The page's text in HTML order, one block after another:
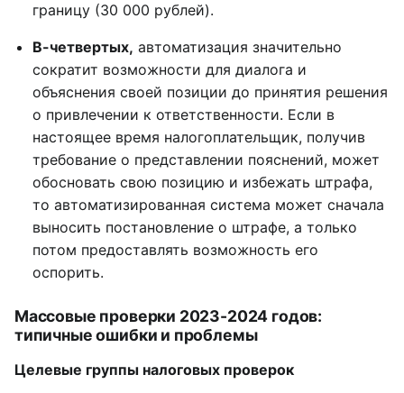
границу (30 000 рублей).
В-четвертых, автоматизация значительно
сократит возможности для диалога и
объяснения своей позиции до принятия решения
о привлечении к ответственности. Если в
настоящее время налогоплательщик, получив
требование о представлении пояснений, может
обосновать свою позицию и избежать штрафа,
то автоматизированная система может сначала
выносить постановление о штрафе, а только
потом предоставлять возможность его
оспорить.
Массовые проверки 2023-2024 годов:
типичные ошибки и проблемы
Целевые группы налоговых проверок